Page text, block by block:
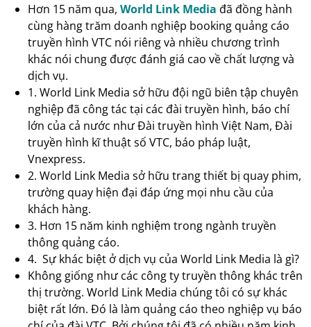
Hơn 15 năm qua, World Link Media đã đồng hành
cùng hàng trăm doanh nghiệp booking quảng cáo
truyền hình VTC nói riêng và nhiều chương trình
khác nói chung được đánh giá cao về chất lượng và
dịch vụ.
1. World Link Media sở hữu đội ngũ biên tập chuyên
nghiệp đã công tác tại các đài truyền hình, báo chí
lớn của cả nước như Đài truyền hình Việt Nam, Đài
truyền hình kĩ thuật số VTC, báo pháp luật,
Vnexpress.
2. World Link Media sở hữu trang thiết bị quay phim,
trường quay hiện đại đáp ứng mọi nhu cầu của
khách hàng.
3. Hơn 15 năm kinh nghiệm trong ngành truyền
thông quảng cáo.
4. Sự khác biệt ở dịch vụ của World Link Media là gì?
Không giống như các công ty truyền thông khác trên
thị trường. World Link Media chúng tôi có sự khác
biệt rất lớn. Đó là làm quảng cáo theo nghiệp vụ báo